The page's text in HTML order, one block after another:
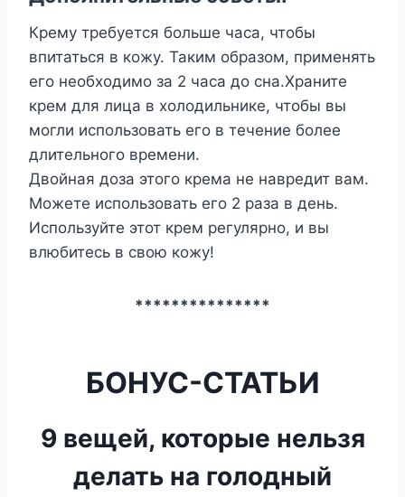
Крему требуется больше часа, чтобы
впитаться в кожу. Таким образом, применять
его необходимо за 2 часа до сна.Храните
крем для лица в холодильнике, чтобы вы
могли использовать его в течение более
длительного времени.
Двойная доза этого крема не навредит вам.
Можете использовать его 2 раза в день.
Используйте этот крем регулярно, и вы
влюбитесь в свою кожу!
***************
БОНУС-СТАТЬИ
9 вещей, которые нельзя
делать на голодный